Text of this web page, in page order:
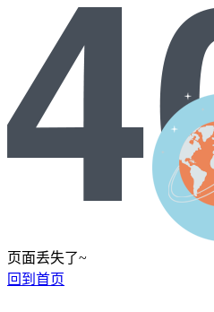
页面丢失了~
回到首页